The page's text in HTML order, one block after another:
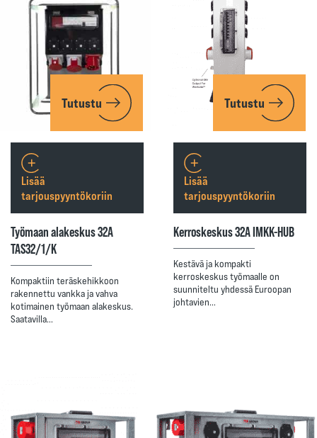
Tutustu
Työmaan alakeskus 32A
TAS32/1/K
Kompaktiin teräskehikkoon
rakennettu vankka ja vahva
kotimainen työmaan alakeskus.
Saatavilla…
Lisää
tarjouspyyntökoriin
Tutustu
Kerroskeskus 32A IMKK-HUB
Kestävä ja kompakti
kerroskeskus työmaalle on
suunniteltu yhdessä Euroopan
johtavien…
Lisää
tarjouspyyntökoriin